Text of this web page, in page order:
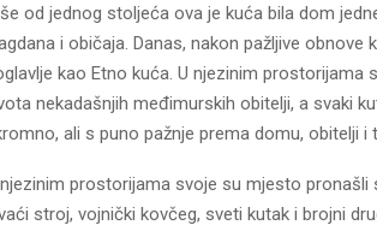
od jednog stoljeća ova je kuća bila dom
i običaja. Danas, nakon pažljive
kao Etno kuća. U njezinim prostorijama
nekadašnjih međimurskih obitelji, a svaki
ali s puno pažnje prema domu, obitelji i
prostorijama svoje su mjesto pronašli
stroj, vojnički kovčeg, sveti kutak i brojni